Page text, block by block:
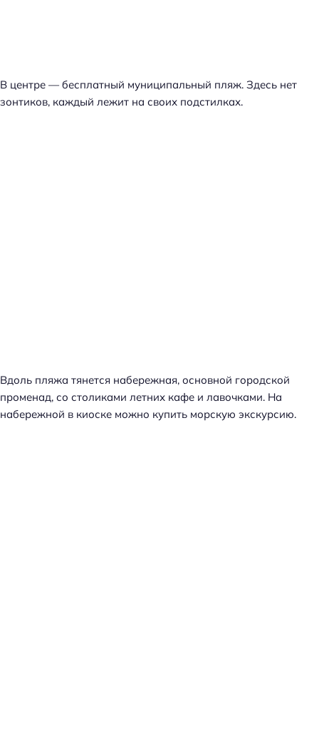
В центре — бесплатный муниципальный пляж. Здесь нет
зонтиков, каждый лежит на своих подстилках.
Вдоль пляжа тянется набережная, основной городской
променад, со столиками летних кафе и лавочками. На
набережной в киоске можно купить морскую экскурсию.